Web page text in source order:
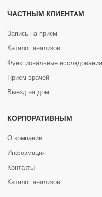
ЧАСТНЫМ КЛИЕНТАМ
Запись на прием
Каталог анализов
Функциональные исследования
Прием врачей
Выезд на дом
КОРПОРАТИВНЫМ
О компании
Информация
Контакты
Каталог анализов